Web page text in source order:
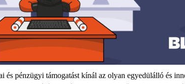
pénzügyi támogatást kínál az olyan egyedülálló és